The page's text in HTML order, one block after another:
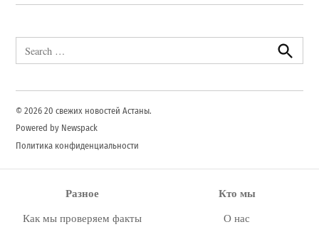
for:
Search
© 2026 20 свежих новостей Астаны.
Powered by Newspack
Политика конфиденциальности
Разное
Как мы проверяем факты
Кто мы
О нас